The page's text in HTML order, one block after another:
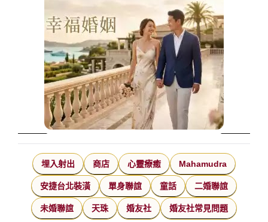
埋入射出 商店 心靈療癒 Mahamudra
安捷台北裝潢 單身聯誼 童話 二婚聯誼
未婚聯誼 天珠 婚友社 婚友社常見問題